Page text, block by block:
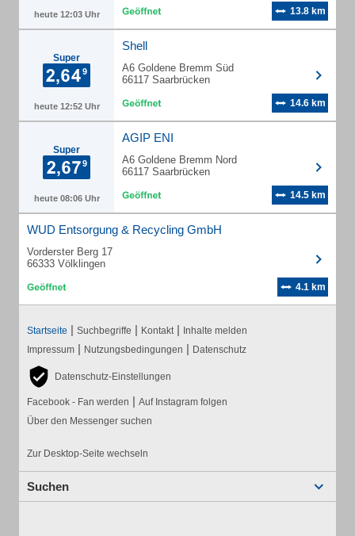
heute 12:03 Uhr 13.8 km
Super
heute 12:52 Uhr
Shell
A6 Goldene Bremm Süd
66117 Saarbrücken
14.6 km
Super
heute 08:06 Uhr
AGIP ENI
A6 Goldene Bremm Nord
66117 Saarbrücken
14.5 km
WUD Entsorgung & Recycling GmbH
Vorderster Berg 17
66333 Völklingen
4.1 km
Startseite | Suchbegriffe | Kontakt | Inhalte melden
Impressum | Nutzungsbedingungen | Datenschutz
Datenschutz-Einstellungen
Facebook - Fan werden | Auf Instagram folgen
Über den Messenger suchen
Zur Desktop-Seite wechseln
Suchen